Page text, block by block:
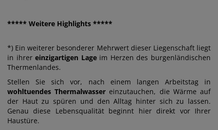
***** Weitere Highlights *****
*) Ein weiterer besonderer Mehrwert dieser Liegenschaft liegt
in ihrereinzigartigen Lageim Herzen des burgenländischen
Thermenlandes.
Stellen Sie sich vor, nach einem langen Arbeitstag in
wohltuendes Thermalwasser einzutauchen, die Wärme auf
der Haut zu spüren und den Alltag hinter sich zu lassen.
Genau diese Lebensqualität beginnt hier direkt vor Ihrer
Haustüre.